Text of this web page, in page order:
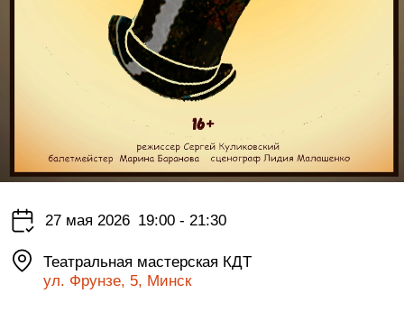
27 мая 2026 19:00 - 21:30
Театральная мастерская КДТ
ул. Фрунзе, 5, Минск